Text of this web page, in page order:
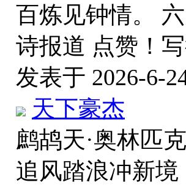
百炼见钟情。
诗报道 点赞！
发表于 2026-6-
天下豪杰
鹧鸪天·奥林匹
追风踏浪冲新